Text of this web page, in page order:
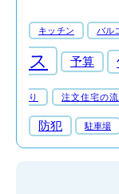
キッチン バル
ス
予算
り 注文住宅の
防犯 駐車場